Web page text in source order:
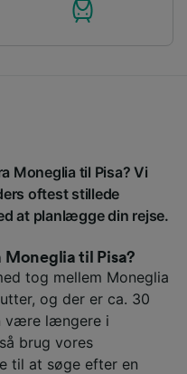
Moneglia til Pisa? Vi
oftest stillede
at planlægge din rejse.
til Pisa?
tog mellem Moneglia
og der er ca. 30
være længere i
brug vores
til at søge efter en